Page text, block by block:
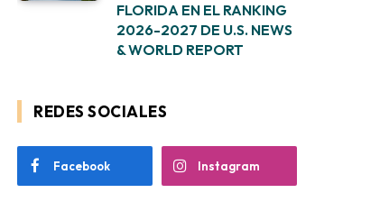
FLORIDA EN EL RANKING
2026-2027 DE U.S. NEWS
& WORLD REPORT
REDES SOCIALES
Facebook Instagram